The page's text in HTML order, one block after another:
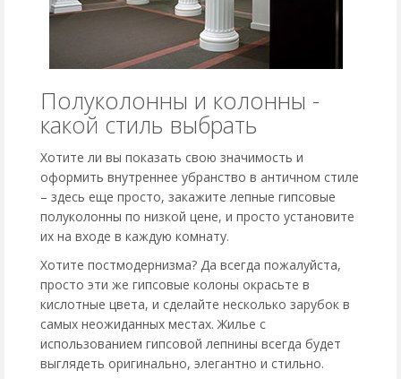
Полуколонны и колонны -
какой стиль выбрать
Хотите ли вы показать свою значимость и
оформить внутреннее убранство в античном стиле
– здесь еще просто, закажите лепные гипсовые
полуколонны по низкой цене, и просто установите
их на входе в каждую комнату.
Хотите постмодернизма? Да всегда пожалуйста,
просто эти же гипсовые колоны окрасьте в
кислотные цвета, и сделайте несколько зарубок в
самых неожиданных местах. Жилье с
использованием гипсовой лепнины всегда будет
выглядеть оригинально, элегантно и стильно.